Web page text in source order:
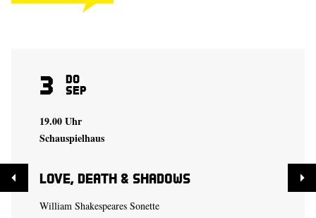
3 Do
Sep
19.00 Uhr
Schauspielhaus
Love, Death & Shadows
William Shakespeares Sonette